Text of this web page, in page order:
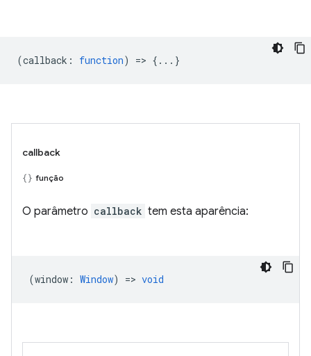
(callback : function) => {...}
callback
função
O parâmetro callback tem esta aparência:
(window : Window) => void